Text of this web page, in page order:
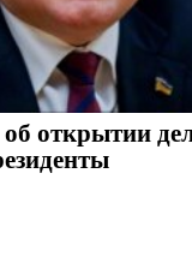
открытии